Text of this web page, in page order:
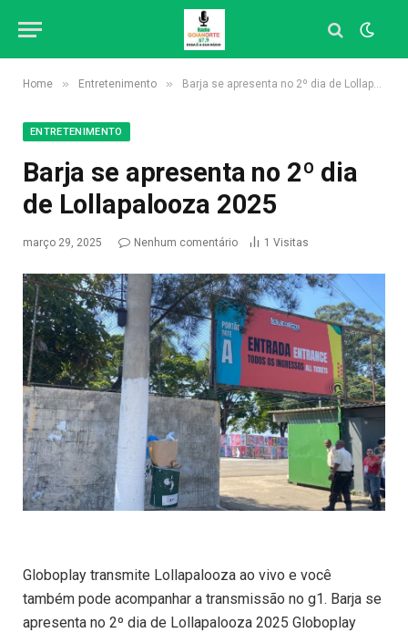
Home » Entretenimento » Barja se apresenta no 2º dia de Lollapalooza 2025
ENTRETENIMENTO
Barja se apresenta no 2º dia
de Lollapalooza 2025
março 29, 2025 Nenhum comentário 1 Visitas
Globoplay transmite Lollapalooza ao vivo e você
também pode acompanhar a transmissão no g1. Barja se
apresenta no 2º dia de Lollapalooza 2025 Globoplay